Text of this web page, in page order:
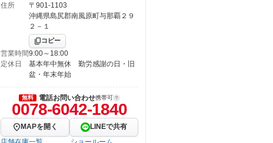
住所
〒901-1103
沖縄県島尻郡南風原町与那覇２９
２－１
コピー
営業時間9:00～18:00
定休日
基本年中無休 勤労感謝の日・旧
盆・年末年始
無料 電話お問い合わせ携帯可
0078-6042-1840
MAPを開く
LINEで共有